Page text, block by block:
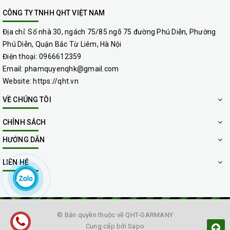
CÁC CÂU HỎI THƯỜNG GẶP
1. Chi phí cho một lần giặt đệm là bao nhiêu?
=> Chi phí tùy thuộc vào số lượng đệm, kích thước,
chất liệu đệm,… nhân viên sẽ tiến hành báo giá trước
CÔNG TY TNHH QHT VIỆT NAM
Địa chỉ: Số nhà 30, ngách 75/85 ngõ 75 đường Phú Diễn, Phường
Phú Diễn, Quận Bắc Từ Liêm, Hà Nội
Điện thoại: 0966612359
Email: phamquyenqhk@gmail.com
Website: https://qht.vn
VỀ CHÚNG TÔI
CHÍNH SÁCH
HƯỚNG DẪN
LIÊN HỆ
© Bản quyền thuộc về QHT-GARMANY
Cung cấp bởiSapo